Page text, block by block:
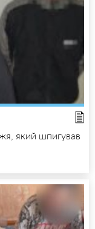
який шпигував